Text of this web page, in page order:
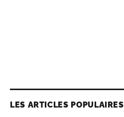
LES ARTICLES POPULAIRES